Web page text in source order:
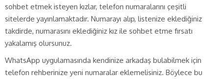
sohbet etmek isteyen kızlar, telefon numaralarını çeşitli
sitelerde yayınlamaktadır. Numarayı alıp, listenize eklediğiniz
takdirde, numarasını eklediğiniz kız ile sohbet etme fırsatı
yakalamış olursunuz.
WhatsApp uygulamasında kendinize arkadaş bulabilmek için
telefon rehberinize yeni numaralar eklemelisiniz. Böylece bu